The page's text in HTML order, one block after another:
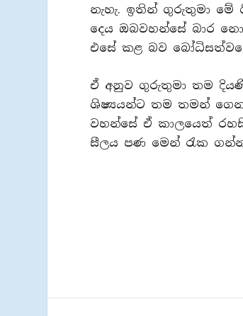
නැහැ. ඉතින් ගුරුතුමා මේ
දෙය ඔබවහන්සේ බාර
එසේ කළ බව
ඒ අනුව ගුරුතුමා තම
ශිෂ්‍යයන්ට තම තමන්
වහන්සේ ඒ කාලයෙත්
සීලය පණ මෙන් රැක